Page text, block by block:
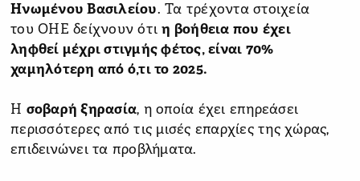
Ηνωμένου Βασιλείου. Τα τρέχοντα στοιχεία
του ΟΗΕ δείχνουν ότιη βοήθεια που έχει
ληφθεί μέχρι στιγμής φέτος, είναι 70%
χαμηλότερη από ό,τι το 2025.
Η σοβαρή ξηρασία, η οποία έχει επηρεάσει
περισσότερες από τις μισές επαρχίες της χώρας,
επιδεινώνει τα προβλήματα.